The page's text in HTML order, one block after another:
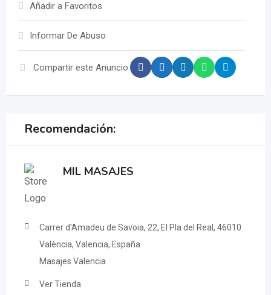
Añadir a Favoritos
Informar De Abuso
Compartir este Anuncio:
Recomendación:
MIL MASAJES
Carrer d'Amadeu de Savoia, 22, El Pla del Real, 46010
València, Valencia, España
Masajes Valencia
Ver Tienda